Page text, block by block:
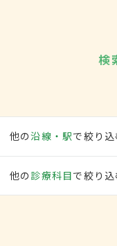
検
他の沿線・駅で絞り込
他の 診療科目で絞り込